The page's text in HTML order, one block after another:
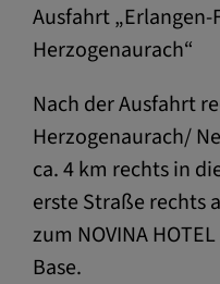
Ausfahrt
Herzogenaurach“
Nach der Ausfahrt
Herzogenaurach/
ca. 4 km rechts in
erste Straße rechts
zum NOVINA
Base.